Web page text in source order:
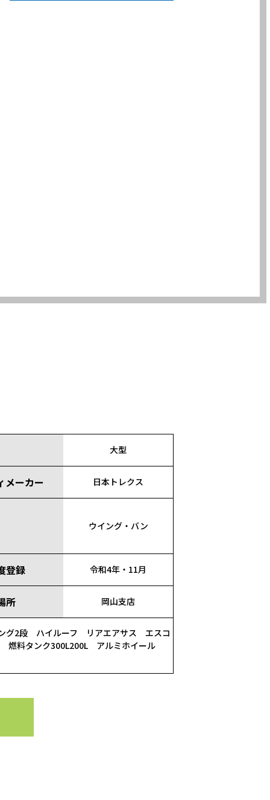
大型
メーカー 日本トレクス
ウイング・バン
登録 令和4年・11月
所 岡山支店
グ2段 ハイルーフ リアエアサス エスコ
料タンク300L200L アルミホイール